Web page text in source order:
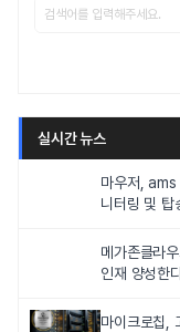
실시간 뉴스
마우저, ams
니터링 및 탑
메가존클라
인재 양성한
마이크로칩,